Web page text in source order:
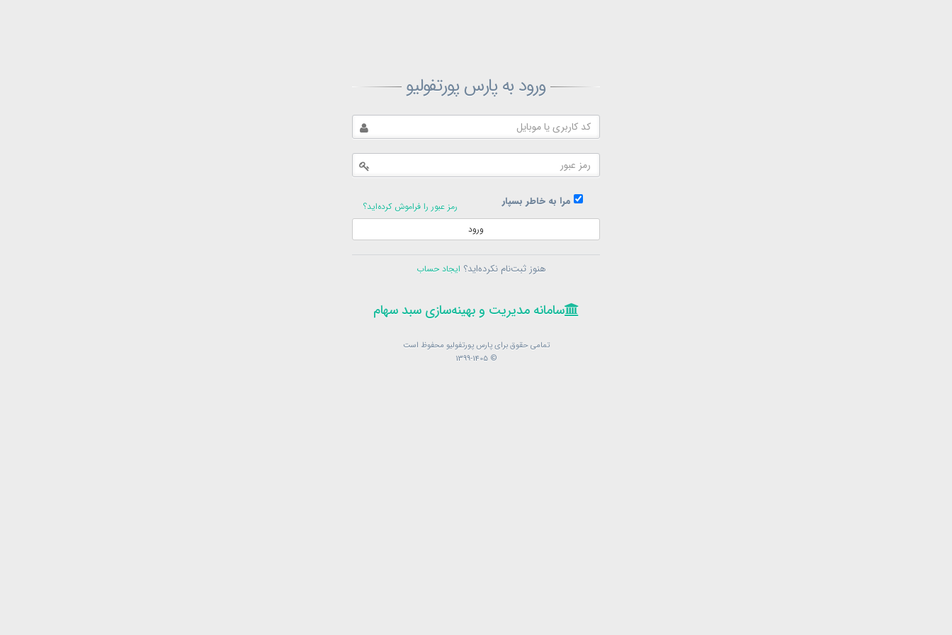
ورود به پارس پورتفولیو
مرا به خاطر بسپار
رمز عبور را فراموش کرده‌اید؟
ورود
هنوز ثبت‌نام نکرده‌اید؟ ایجاد حساب
سامانه مدیریت و بهینه‌سازی سبد سهام
تمامی حقوق برای پارس پورتفولیو محفوظ است
© 1399-1405
ثبت‌نام پارس پورتفولیو
ثبت‌نام
در حال حاضر عضو هستید؟فرم ورود
سامانه مدیریت و بهینه‌سازی سبد سهام
تمامی حقوق برای پارس پورتفولیو محفوظ است
© 1399-1405
بازیابی رمز پارس پورتفولیو
در حال حاضر عضو هستید؟
سامانه مدیریت و بهینه‌سازی سبد سهام
تمامی حقوق برای پارس پورتفولیو محفوظ است